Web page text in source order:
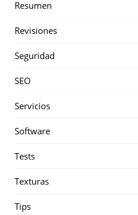
Resumen
Revisiones
Seguridad
SEO
Servicios
Software
Tests
Texturas
Tips